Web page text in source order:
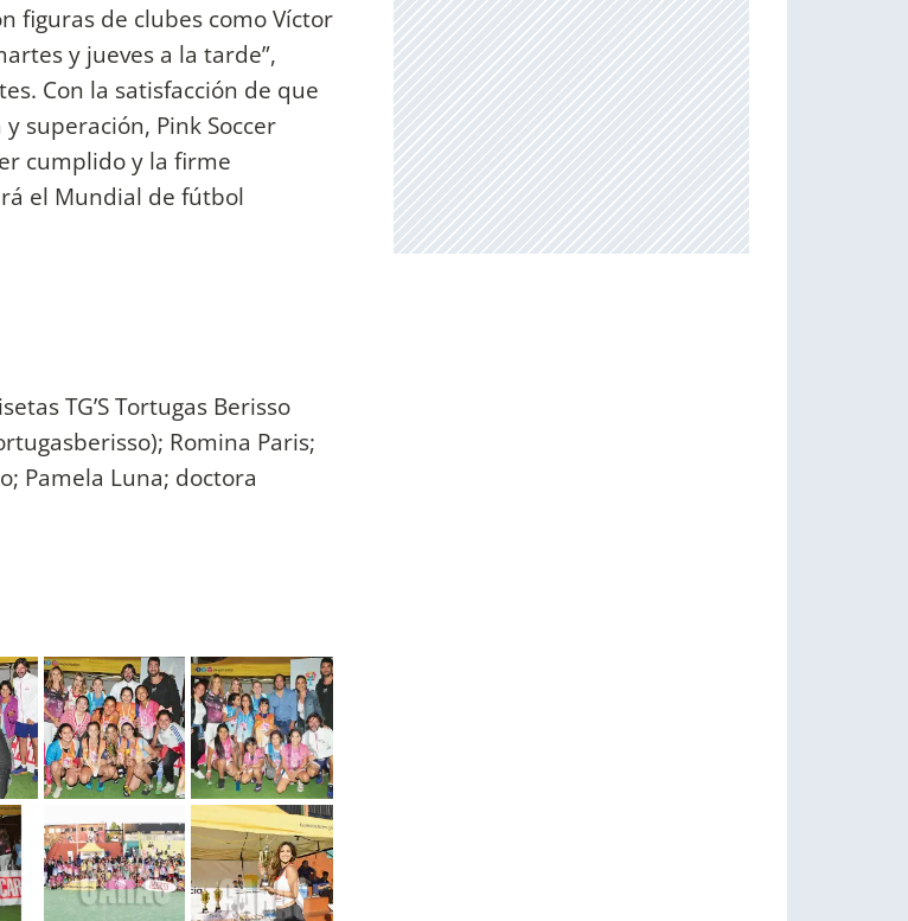
figuras de clubes como Víctor
y jueves a la tarde”,
Con la satisfacción de que
superación, Pink Soccer
cumplido y la firme
el Mundial de fútbol
TG’S Tortugas Berisso
Romina Paris;
Pamela Luna; doctora